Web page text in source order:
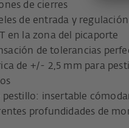
de cierres
de entrada y
en la zona del picaporte
de tolerancias
de +/- 2,5 mm para
pestillo: insertable
profundidades de